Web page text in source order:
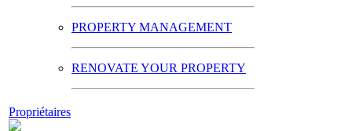
PROPERTY MANAGEMENT
RENOVATE YOUR PROPERTY
Propriétaires